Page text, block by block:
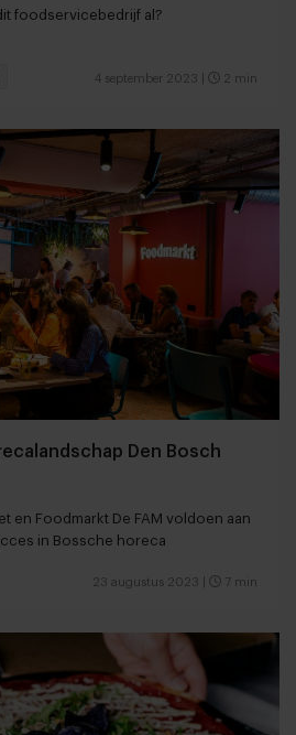
foodservicebedrijf al?
4 september 2023 2 min
Den Bosch
en Foodmarkt De FAM voldoen aan
in Bossche horeca
23 augustus 2023 7 min